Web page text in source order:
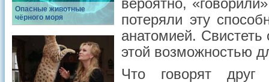
Опасные животные
чёрного моря
вероятно,
потеряли эту
анатомией.
этой возможностью
Что говорят